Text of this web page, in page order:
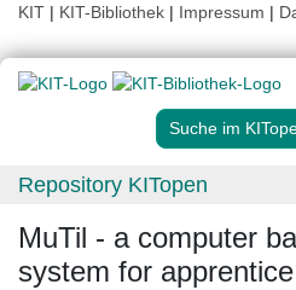
KIT | KIT-Bibliothek | Impressum |
Suche im
Repository KITopen
MuTil - a computer
system for apprentice